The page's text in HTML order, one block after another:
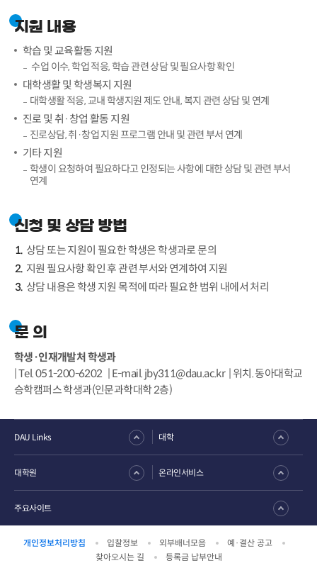
지원 내용
학습 및 교육활동 지원
수업 이수, 학업 적응, 학습 관련 상담 및 필요사항 확인
대학생활 및 학생복지 지원
대학생활 적응, 교내 학생지원 제도 안내, 복지 관련 상담 및 연계
진로 및 취·창업 활동 지원
진로상담, 취·창업 지원 프로그램 안내 및 관련 부서 연계
기타 지원
학생이 요청하여 필요하다고 인정되는 사항에 대한 상담 및 관련 부서
연계
신청 및 상담 방법
상담 또는 지원이 필요한 학생은 학생과로 문의
지원 필요사항 확인 후 관련 부서와 연계하여 지원
상담 내용은 학생 지원 목적에 따라 필요한 범위 내에서 처리
문 의
학생·인재개발처 학생과
| Tel. 051-200-6202 | E-mail. jby311@dau.ac.kr| 위치. 동아대학교
승학캠퍼스 학생과(인문과학대학 2층)
개인정보처리방침 입찰정보 외부배너모음
예·결산 공고
찾아오시는 길
등록금 납부안내
DAU Links 대학
대학원 온라인서비스
주요사이트